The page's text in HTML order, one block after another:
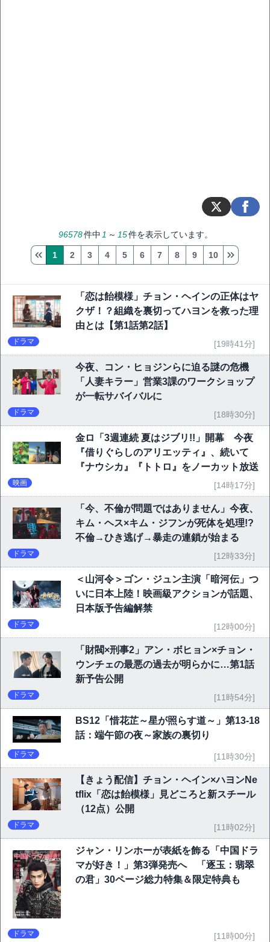
96578件中 1 ～ 15件を表示しています。
1 2 3 4 5 6 7 8 9 10
「恋は飴模様」チョン・ヘインの正体はヤ
クザ！？組織を裏切ってハヨンを救った理
由とは【第1話第2話】
ドラマ [19時41分]
今夜、コン・ヒョジンらに迫る謎の危機
「人妻キラー」営業3課のワークショップ
が一転サバイバルに
ドラマ [18時30分]
金ロ「3週連続 夏はジブリ!!」開幕 今夜
『借りぐらしのアリエッティ』、続いて
『ナウシカ』『トトロ』をノーカット放送
映画 [14時17分]
「今、不倫が問題ではありません」今夜、
キム・ヘス×キム・ジフンが死体を処理!?
不倫→ひき逃げ→暴走の連鎖が始まる
ドラマ [12時33分]
＜山河令＞ゴン・ジュン主演「暗河伝」つ
いに日本上陸！映画級アクションが話題、
日本版予告編解禁
ドラマ [12時00分]
「財閥×刑事2」アン・ボヒョン×チョン・
ウンチェの最悪の過去が明らかに…第1話
新予告公開
ドラマ [11時54分]
BS12「惜花芷～星が照らす道～」第13-18
話：端午節の夜～家族の裏切り
ドラマ [11時30分]
【きょう配信】チョン・ヘイン×ハヨンNe
tflix「恋は飴模様」見どころと新スチール
（12点）公開
ドラマ [11時02分]
ジャン・リンホーが表紙を飾る「中国ドラ
マが好き！」第3弾発売へ 「逐玉：翡翠
の君」30ページ総力特集＆限定特典も
ドラマ [11時00分]